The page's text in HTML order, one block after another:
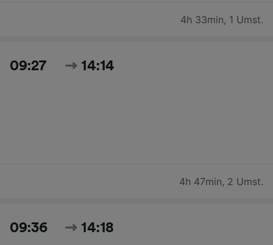
4h 33min, 1 Umst.
09:27 14:14
4h 47min, 2 Umst.
09:36 14:18